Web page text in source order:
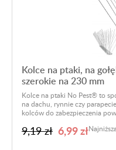
Kolce na ptaki, na
szerokie na 230 mm
Kolce na ptaki No Pest® to
na dachu, rynnie czy
kolców do zabezpieczenia
9,19 zł 6,99 zł